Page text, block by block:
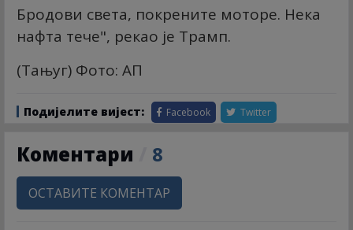
Бродови света, покрените моторе. Нека
нафта тече", рекао је Трамп.
(Тањуг) Фото: АП
Подијелите вијест: Facebook Twitter
Коментари 8
ОСТАВИТЕ КОМЕНТАР